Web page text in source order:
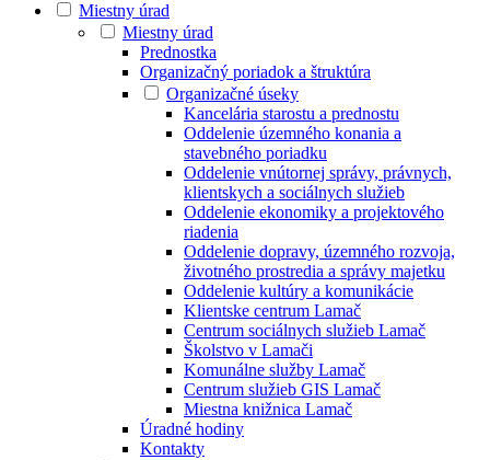
Miestny úrad
Miestny úrad
Prednostka
Organizačný poriadok a štruktúra
Organizačné úseky
Kancelária starostu a prednostu
Oddelenie územného konania a
stavebného poriadku
Oddelenie vnútornej správy, právnych,
klientskych a sociálnych služieb
Oddelenie ekonomiky a projektového
riadenia
Oddelenie dopravy, územného rozvoja,
životného prostredia a správy majetku
Oddelenie kultúry a komunikácie
Klientske centrum Lamač
Centrum sociálnych služieb Lamač
Školstvo v Lamači
Komunálne služby Lamač
Centrum služieb GIS Lamač
Miestna knižnica Lamač
Úradné hodiny
Kontakty